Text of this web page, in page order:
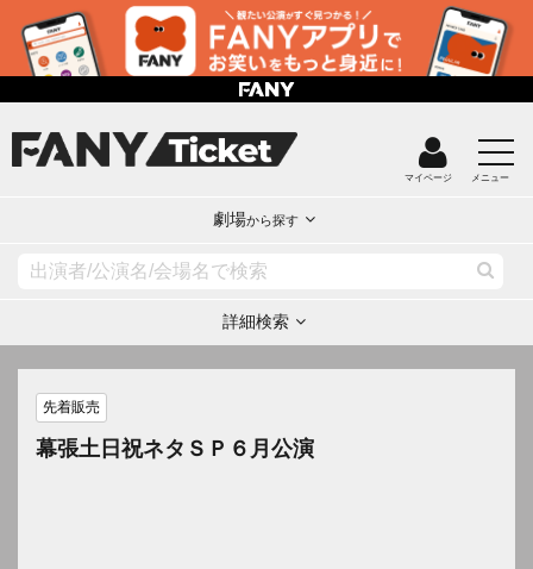
マイページ メニュー
劇場から探す
詳細検索
先着販売
幕張土日祝ネタＳＰ６月公演